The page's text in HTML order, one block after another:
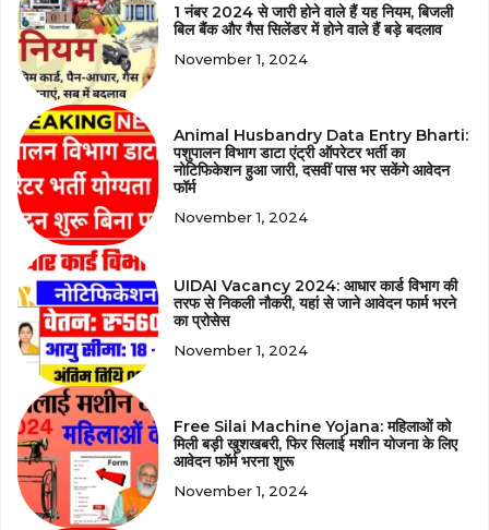
1 नंबर 2024 से जारी होने वाले हैं यह नियम, बिजली
बिल बैंक और गैस सिलेंडर में होने वाले हैं बड़े बदलाव
November 1, 2024
Animal Husbandry Data Entry Bharti:
पशुपालन विभाग डाटा एंट्री ऑपरेटर भर्ती का
नोटिफिकेशन हुआ जारी, दसवीं पास भर सकेंगे आवेदन
फॉर्म
November 1, 2024
UIDAI Vacancy 2024: आधार कार्ड विभाग की
तरफ से निकली नौकरी, यहां से जाने आवेदन फार्म भरने
का प्रोसेस
November 1, 2024
Free Silai Machine Yojana: महिलाओं को
मिली बड़ी खुशखबरी, फिर सिलाई मशीन योजना के लिए
आवेदन फॉर्म भरना शुरू
November 1, 2024